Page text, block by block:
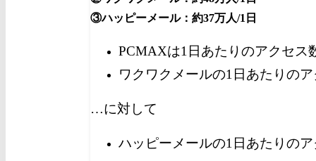
③ハッピーメール：約37万人/1日
PCMAXは1日あたりのアクセス
ワクワクメールの1日あたりの
…に対して
ハッピーメールの1日あたりの